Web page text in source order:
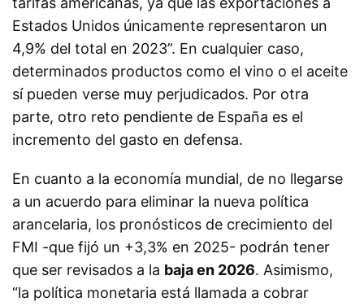
Estados Unidos únicamente representaron un
4,9% del total en 2023”. En cualquier caso,
determinados productos como el vino o el aceite
sí pueden verse muy perjudicados. Por otra
parte, otro reto pendiente de España es el
incremento del gasto en defensa.
En cuanto a la economía mundial, de no llegarse
a un acuerdo para eliminar la nueva política
arancelaria, los pronósticos de crecimiento del
FMI -que fijó un +3,3% en 2025- podrán tener
que ser revisados a la baja en 2026. Asimismo,
“la política monetaria está llamada a cobrar